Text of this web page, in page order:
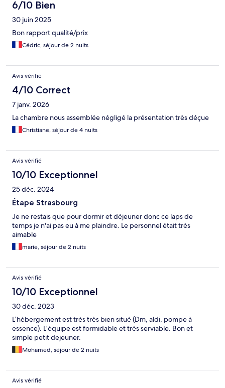
6/10 Bien
30 juin 2025
Bon rapport qualité/prix
Cédric, séjour de 2 nuits
Avis vérifié
4/10 Correct
7 janv. 2026
La chambre nous assemblée négligé la présentation très déçue
Christiane, séjour de 4 nuits
Avis vérifié
10/10 Exceptionnel
25 déc. 2024
Étape Strasbourg
Je ne restais que pour dormir et déjeuner donc ce laps de
temps je n'ai pas eu à me plaindre. Le personnel était très
aimable
marie, séjour de 2 nuits
Avis vérifié
10/10 Exceptionnel
30 déc. 2023
L’hébergement est très très bien situé (Dm, aldi, pompe à
essence). L’équipe est formidable et très serviable. Bon et
simple petit dejeuner.
Mohamed, séjour de 2 nuits
Avis vérifié